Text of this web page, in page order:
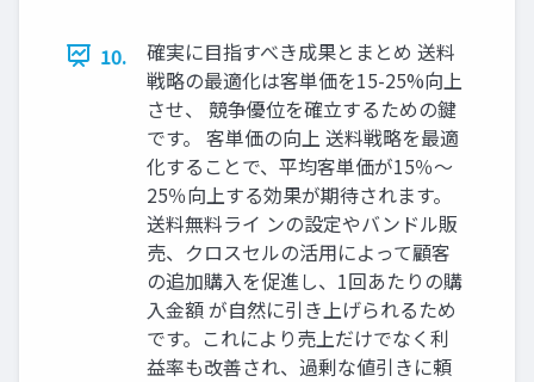
10.
確実に目指すべき成果とまとめ 送料
戦略の最適化は客単価を15-25%向上
させ、 競争優位を確立するための鍵
です。 客単価の向上 送料戦略を最適
化することで、平均客単価が15％〜
25％向上する効果が期待されます。
送料無料ライ ンの設定やバンドル販
売、クロスセルの活用によって顧客
の追加購入を促進し、1回あたりの購
入金額 が自然に引き上げられるため
です。これにより売上だけでなく利
益率も改善され、過剰な値引きに頼